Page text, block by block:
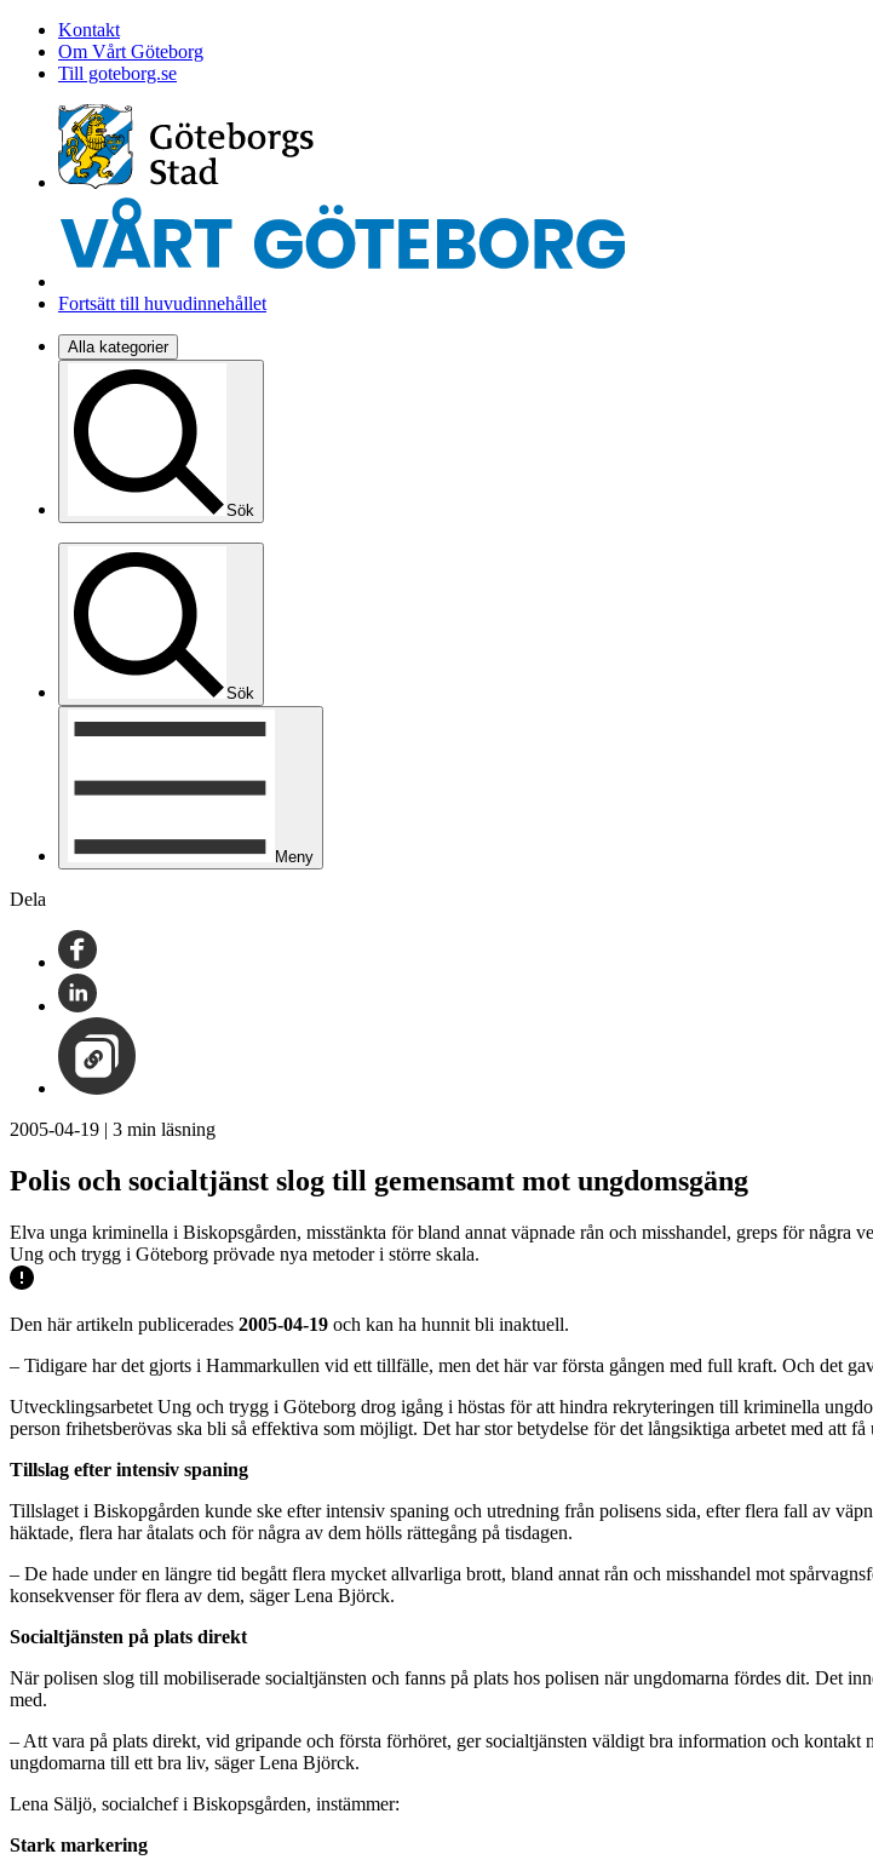
Kontakt
Om Vårt Göteborg
Till goteborg.se
Fortsätt till huvudinnehållet
Alla kategorier
Sök
Sök
Meny
Dela
2005-04-19 | 3 min läsning
Polis och socialtjänst slog till gemensamt mot ungdomsgäng
Elva unga kriminella i Biskopsgården, misstänkta för bland annat väpnade rån och misshandel, greps för några
Ung och trygg i Göteborg prövade nya metoder i större skala.
Den här artikeln publicerades 2005-04-19 och kan ha hunnit bli inaktuell.
– Tidigare har det gjorts i Hammarkullen vid ett tillfälle, men det här var första gången med full kraft. Och det
Utvecklingsarbetet Ung och trygg i Göteborg drog igång i höstas för att hindra rekryteringen till kriminella
person frihetsberövas ska bli så effektiva som möjligt. Det har stor betydelse för det långsiktiga arbetet med att få
Tillslag efter intensiv spaning
Tillslaget i Biskopgården kunde ske efter intensiv spaning och utredning från polisens sida, efter flera fall av
häktade, flera har åtalats och för några av dem hölls rättegång på tisdagen.
– De hade under en längre tid begått flera mycket allvarliga brott, bland annat rån och misshandel mot
konsekvenser för flera av dem, säger Lena Björck.
Socialtjänsten på plats direkt
När polisen slog till mobiliserade socialtjänsten och fanns på plats hos polisen när ungdomarna fördes dit. Det
med.
– Att vara på plats direkt, vid gripande och första förhöret, ger socialtjänsten väldigt bra information och
ungdomarna till ett bra liv, säger Lena Björck.
Lena Säljö, socialchef i Biskopsgården, instämmer:
Stark markering